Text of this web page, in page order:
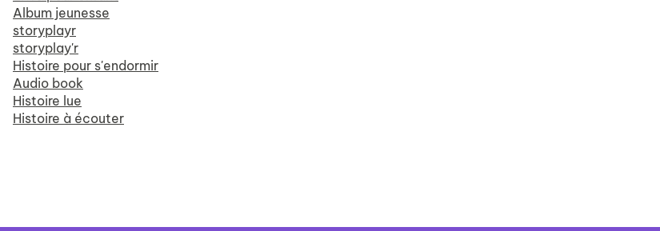
Album jeunesse
storyplayr
storyplay'r
Histoire pour s'endormir
Audio book
Histoire lue
Histoire à écouter